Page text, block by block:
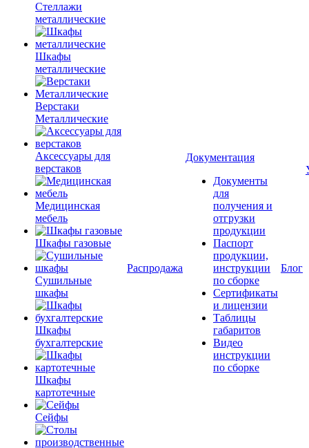
Стеллажи
металлические
Шкафы
металлические
Верстаки
Металлические
Аксессуары для
верстаков
Медицинская
мебель
Шкафы газовые
Сушильные
шкафы
Шкафы
бухгалтерские
Шкафы
картотечные
Сейфы
Распродажа
Документация
Документы
для
получения и
отгрузки
продукции
Паспорт
продукции,
инструкции
по сборке
Сертификаты
и лицензии
Таблицы
габаритов
Видео
инструкции
по сборке
Блог